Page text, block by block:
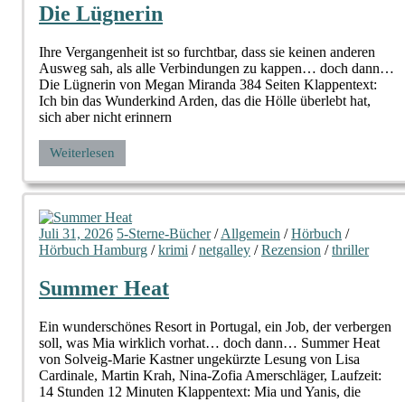
Die Lügnerin
Ihre Vergangenheit ist so furchtbar, dass sie keinen anderen
Ausweg sah, als alle Verbindungen zu kappen… doch dann…
Die Lügnerin von Megan Miranda 384 Seiten Klappentext:
Ich bin das Wunderkind Arden, das die Hölle überlebt hat,
sich aber nicht erinnern
Weiterlesen
Juli 31, 2026 5-Sterne-Bücher/Allgemein /Hörbuch /
Hörbuch Hamburg /krimi /netgalley /Rezension /thriller
Summer Heat
Ein wunderschönes Resort in Portugal, ein Job, der verbergen
soll, was Mia wirklich vorhat… doch dann… Summer Heat
von Solveig-Marie Kastner ungekürzte Lesung von Lisa
Cardinale, Martin Krah, Nina-Zofia Amerschläger, Laufzeit:
14 Stunden 12 Minuten Klappentext: Mia und Yanis, die